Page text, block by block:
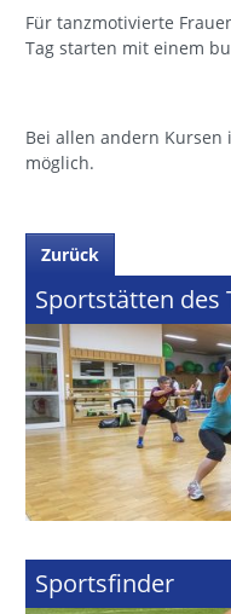
Für tanzmotivierte
Tag starten mit einem
Bei allen andern
möglich.
Zurück
Sportstätten des
Sportsfinder